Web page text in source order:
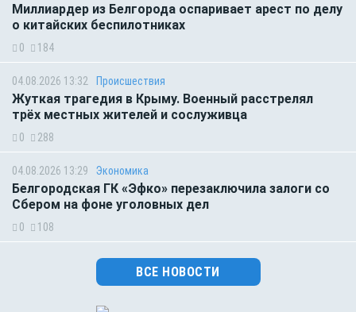
Миллиардер из Белгорода оспаривает арест по делу
о китайских беспилотниках
0 184
04.08.2026 13:32 Происшествия
Жуткая трагедия в Крыму. Военный расстрелял
трёх местных жителей и сослуживца
0 288
04.08.2026 13:29 Экономика
Белгородская ГК «Эфко» перезаключила залоги со
Сбером на фоне уголовных дел
0 108
ВСЕ НОВОСТИ